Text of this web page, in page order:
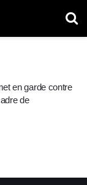
en garde contre
de